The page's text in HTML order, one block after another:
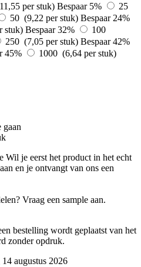
per stuk) Bespaar 5%
25
50 (9,22 per stuk) Bespaar 24%
stuk) Bespaar 32%
100
250 (7,05 per stuk) Bespaar 42%
45%
1000 (6,64 per stuk)
gaan
Wil je eerst het product in het echt
en je ontvangt van ons een
Vraag een sample aan.
bestelling wordt geplaatst van het
zonder opdruk.
augustus 2026